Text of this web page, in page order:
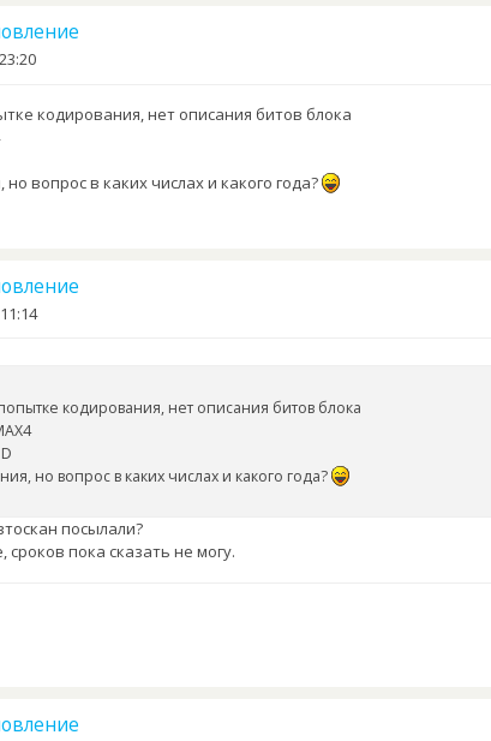
кодирования, нет описания битов блока
вопрос в каких числах и какого года?
кодирования, нет описания битов блока
но вопрос в каких числах и какого года?
посылали?
пока сказать не могу.